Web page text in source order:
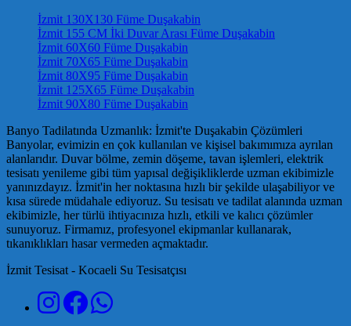
İzmit 130X130 Füme Duşakabin
İzmit 155 CM İki Duvar Arası Füme Duşakabin
İzmit 60X60 Füme Duşakabin
İzmit 70X65 Füme Duşakabin
İzmit 80X95 Füme Duşakabin
İzmit 125X65 Füme Duşakabin
İzmit 90X80 Füme Duşakabin
Banyo Tadilatında Uzmanlık: İzmit'te Duşakabin Çözümleri
Banyolar, evimizin en çok kullanılan ve kişisel bakımımıza ayrılan
alanlarıdır. Duvar bölme, zemin döşeme, tavan işlemleri, elektrik
tesisatı yenileme gibi tüm yapısal değişikliklerde uzman ekibimizle
yanınızdayız. İzmit'in her noktasına hızlı bir şekilde ulaşabiliyor ve
kısa sürede müdahale ediyoruz. Su tesisatı ve tadilat alanında uzman
ekibimizle, her türlü ihtiyacınıza hızlı, etkili ve kalıcı çözümler
sunuyoruz. Firmamız, profesyonel ekipmanlar kullanarak,
tıkanıklıkları hasar vermeden açmaktadır.
İzmit Tesisat - Kocaeli Su Tesisatçısı